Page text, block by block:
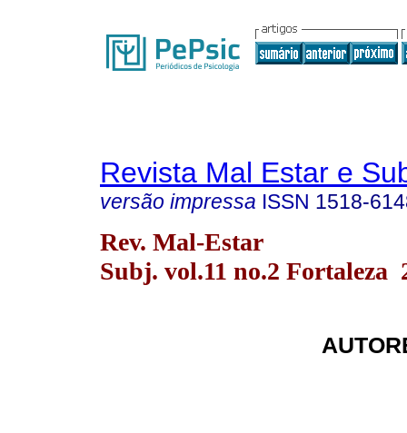
Revista Mal Estar e
versão impressa ISSN 1518-
Rev. Mal-Estar
Subj. vol.11 no.2 Fortaleza